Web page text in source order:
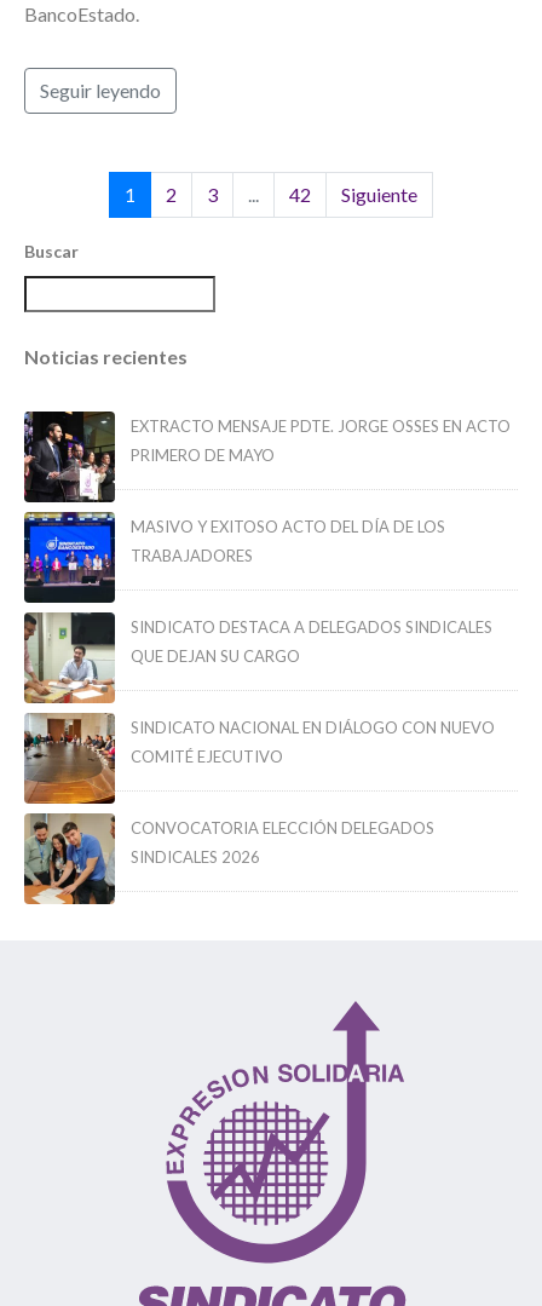
BancoEstado.
Seguir leyendo
1 2 3 42 Siguiente
Buscar
Noticias recientes
EXTRACTO MENSAJE PDTE. JORGE OSSES EN ACTO
PRIMERO DE MAYO
MASIVO Y EXITOSO ACTO DEL DÍA DE LOS
TRABAJADORES
SINDICATO DESTACA A DELEGADOS SINDICALES
QUE DEJAN SU CARGO
SINDICATO NACIONAL EN DIÁLOGO CON NUEVO
COMITÉ EJECUTIVO
CONVOCATORIA ELECCIÓN DELEGADOS
SINDICALES 2026